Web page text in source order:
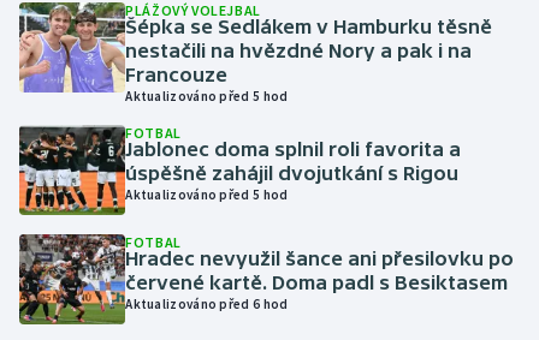
Krasobruslení
Lezení
Lyže a snowboard
Moderní pětiboj
Motorsport
Olympijské hry
PLÁŽOVÝ VOLEJBAL
Šépka se Sedlákem v Hamburku těsně
nestačili na hvězdné Nory a pak i na
Francouze
Aktualizováno před 5 hod
FOTBAL
Jablonec doma splnil roli favorita a
úspěšně zahájil dvojutkání s Rigou
Aktualizováno před 5 hod
FOTBAL
Hradec nevyužil šance ani přesilovku po
červené kartě. Doma padl s Besiktasem
Aktualizováno před 6 hod